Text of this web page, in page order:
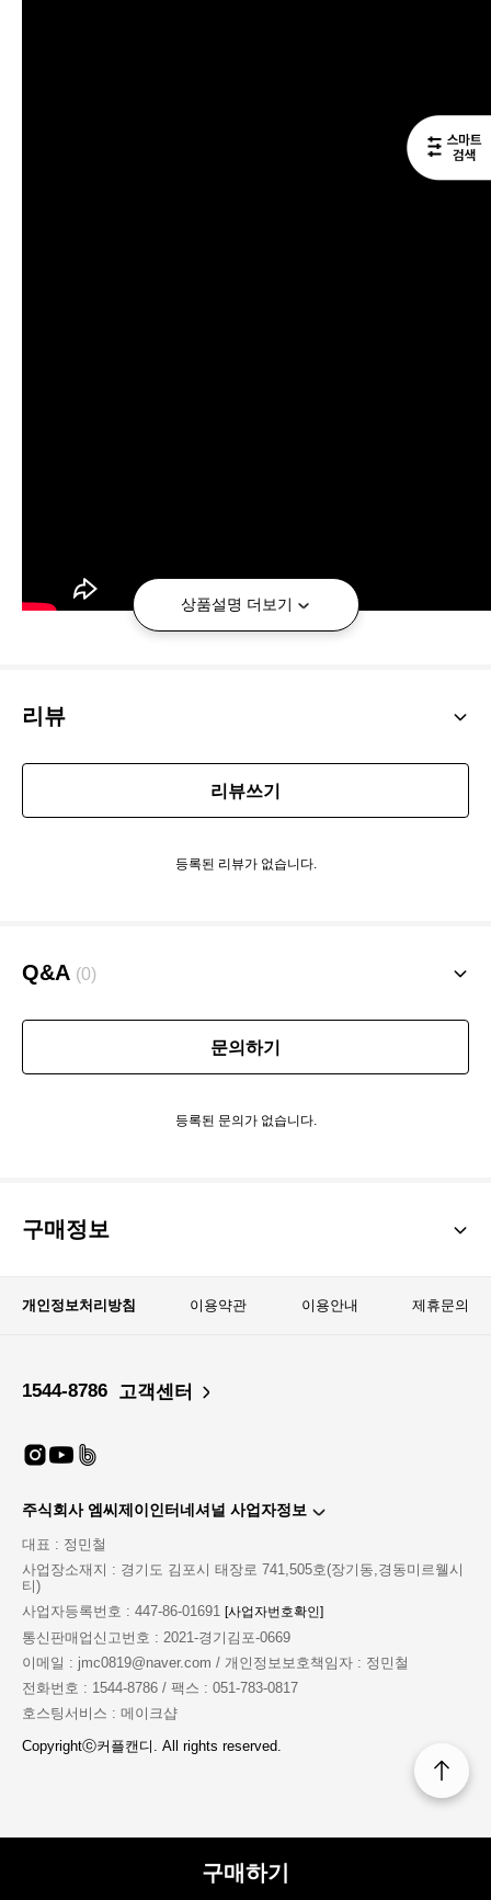
구매하기
해당 제품은 "옥의 티" 상품으로
있어
참고하시어 구매해주세요.
섹시한 군복의 결정판
남성들의 판타지 제복 코스튬으로 그를 사로 잡아보세요
실제 군복과는 다르게 좀더 타이트하게 몸에 붙어서
한층더 섹시함이 뿜뿜뿜!!!
초미니 스커트에 스타킹까지 한다면
구성품 : 넥타이 + 모자 + 상의 + 스커트
상품설명 더보기
리뷰
리뷰쓰기
등록된 리뷰가 없습니다.
Q&A (0)
문의하기
등록된 문의가 없습니다.
구매정보
개인정보처리방침 이용약관 이용안내 제휴문의
1544-8786 고객센터
주식회사 엠씨제이인터네셔널 사업자정보
대표 : 정민철
사업장소재지 : 경기도 김포시 태장로 741,505호(장기동,경동미르웰시
티)
사업자등록번호 : 447-86-01691 [사업자번호확인]
통신판매업신고번호 : 2021-경기김포-0669
이메일 : jmc0819@naver.com / 개인정보보호책임자 : 정민철
전화번호 : 1544-8786 / 팩스 : 051-783-0817
호스팅서비스 : 메이크샵
Copyrightⓒ커플캔디. All rights reserved.